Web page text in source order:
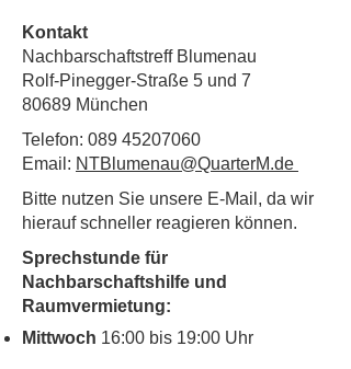
Kontakt
Nachbarschaftstreff Blumenau
Rolf-Pinegger-Straße 5 und 7
80689 München
Telefon: 089 45207060
Email: NTBlumenau@QuarterM.de
Bitte nutzen Sie unsere E-Mail, da wir
hierauf schneller reagieren können.
Sprechstunde für
Nachbarschaftshilfe und
Raumvermietung:
Mittwoch 16:00 bis 19:00 Uhr